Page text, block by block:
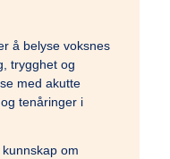
å belyse voksnes
trygghet og
med akutte
tenåringer i
om